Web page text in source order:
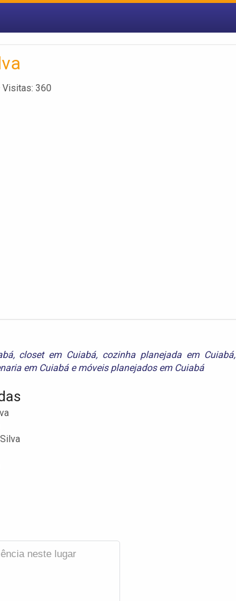
Visitas: 360
, closet em Cuiabá, cozinha planejada em Cuiabá,
em Cuiabáemóveis planejados em Cuiabá